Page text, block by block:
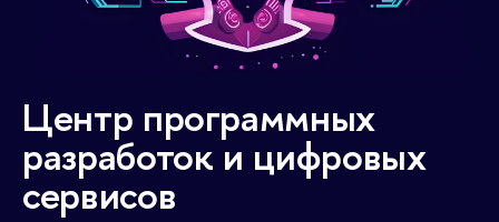
Центр программных
разработок и цифровых
сервисов